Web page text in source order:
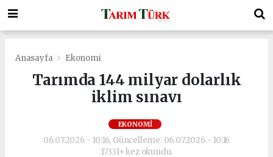
Anasayfa Ekonomi
Tarımda 144 milyar dolarlık
iklim sınavı
EKONOMI
06.07.2026 - 10:16, Güncelleme: 06.07.2026 - 10:16
17331+ kez okundu.